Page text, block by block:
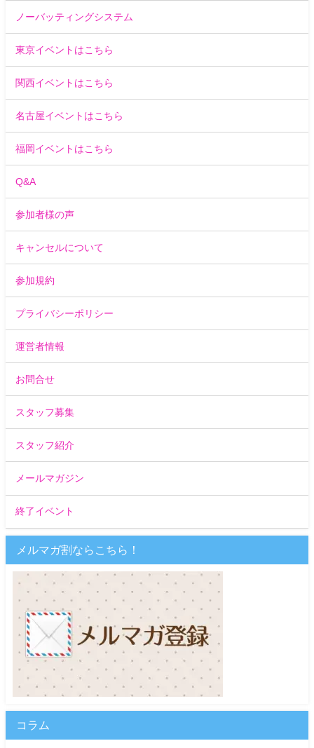
ノーバッティングシステム
東京イベントはこちら
関西イベントはこちら
名古屋イベントはこちら
福岡イベントはこちら
Q&A
参加者様の声
キャンセルについて
参加規約
プライバシーポリシー
運営者情報
お問合せ
スタッフ募集
スタッフ紹介
メールマガジン
終了イベント
メルマガ割ならこちら！
コラム